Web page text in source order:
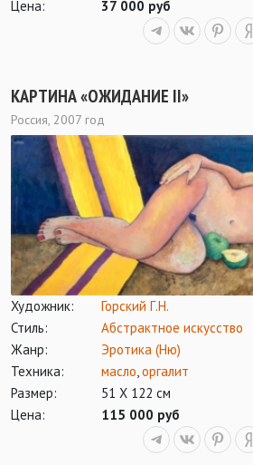
Цена:
37 000 руб
КАРТИНА «ОЖИДАНИЕ II»
Россия, 2007 год
Художник:
Горский Г.Н.
Стиль:
Абстрактное искусство
Жанр:
Эротика (Ню)
Техника:
масло оргалит
Размер:
51 Х 122 см
Цена:
115 000 руб